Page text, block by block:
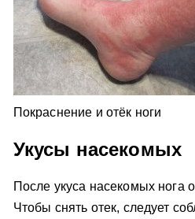
Покраснение и отёк ноги
Укусы насекомых
После укуса насекомых нога
Чтобы снять отек, следует